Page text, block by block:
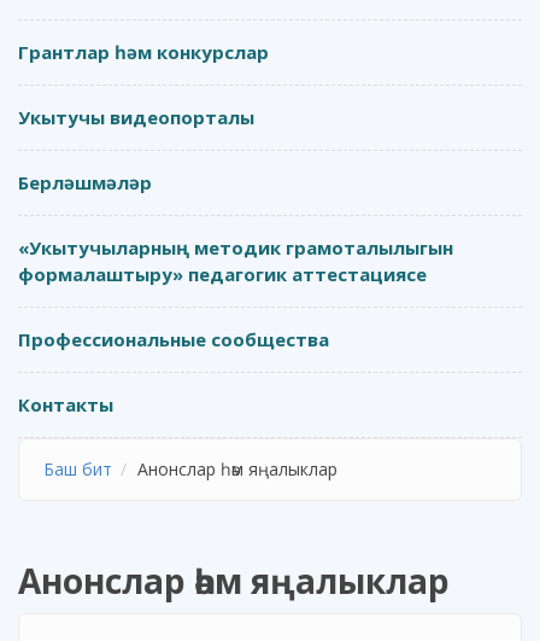
Грантлар һәм конкурслар
Укытучы видеопорталы
Берләшмәләр
«Укытучыларның методик грамоталылыгын
формалаштыру» педагогик аттестациясе
Профессиональные сообщества
Контакты
Баш бит Анонслар һәм яңалыклар
Анонслар һәм яңалыклар